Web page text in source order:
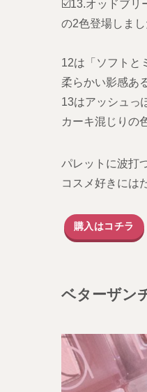
☑️13.オッドブリ
の2色登場しまし
12は「ソフトと
柔らかい影感あ
13はアッシュっ
カーキ混じりの
パレットに波打
コスメ好きには
購入はコチラ
ベターザン